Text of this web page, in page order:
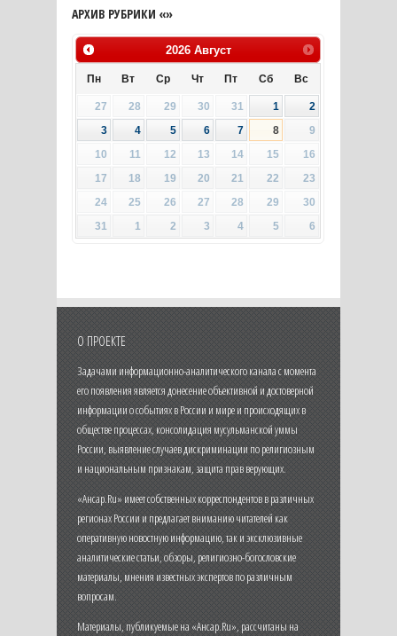
АРХИВ РУБРИКИ «»
2026 Август
Пн Вт Ср Чт Пт Сб Вс
27 28 29 30 31 1
2
3
4 5 6 7 8
9
10
11 12 13 14 15
16
17
18 19 20 21 22
23
24
25 26 27 28 29
30
31
1 2 3 4 5 6
О ПРОЕКТЕ
Задачами информационно-аналитического канала с момента
его появления является донесение объективной и достоверной
информации о событиях в России и мире и происходящих в
обществе процессах, консолидация мусульманской уммы
России, выявление случаев дискриминации по религиозным
и национальным признакам, защита прав верующих.
«Ансар.Ru» имеет собственных корреспондентов в различных
регионах России и предлагает вниманию читателей как
оперативную новостную информацию, так и эксклюзивные
аналитические статьи, обзоры, религиозно-богословские
материалы, мнения известных экспертов по различным
вопросам.
Материалы, публикуемые на «Ансар.Ru», рассчитаны на